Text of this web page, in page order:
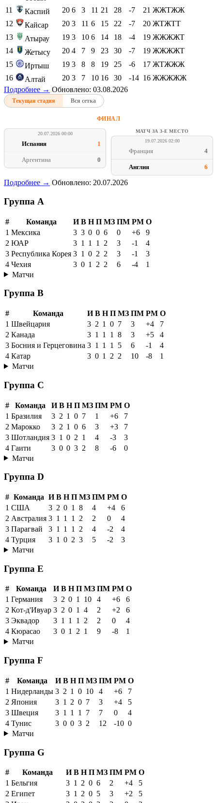
11
Каспий 20 6 3 11 21 28 -7 21 ЖЖТЖЖ
12
Кайсар 20 3 11 6 15 22 -7 20 ЖТЖТТ
13
Атырау 19 3 10 6 14 18 -4 19 ЖЖЖЖТ
14
Жетысу 20 4 7 9 23 30 -7 19 ЖЖЖЖТ
15
Иртыш 19 3 8 8 19 25 -6 17 ЖТЖЖЖ
16
Алтай 20 3 7 10 16 30 -14 16 ЖЖЖЖЖ
Подробнее → Обновлено: 03.08.2026
Текущая стадия Вся сетка
ФИНАЛ
20.07.2026 00:00
Испания 1
Аргентина 0
МАТЧ ЗА 3-Е МЕСТО
19.07.2026 02:00
Франция 4
Англия 6
Подробнее → Обновлено: 20.07.2026
Группа A
# Команда И В Н П МЗ ПМ РМ О
1 Мексика 3 3 0 0 6 0 +6
9
2 ЮАР 3 1 1 1 2 3 -1
4
3 Республика Корея 3 1 0 2 2 3 -1
3
4 Чехия 3 0 1 2 2 6 -4
1
Матчи
Группа B
# Команда И В Н П МЗ ПМ РМ О
1 Швейцария 3 2 1 0 7 3 +4
7
2 Канада 3 1 1 1 8 3 +5
4
3 Босния и Герцеговина 3 1 1 1 5 6 -1
4
4 Катар 3 0 1 2 2 10 -8
1
Матчи
Группа C
# Команда И В Н П МЗ ПМ РМ О
1 Бразилия 3 2 1 0 7 1 +6
7
2 Марокко 3 2 1 0 6 3 +3
7
3 Шотландия 3 1 0 2 1 4 -3
3
4 Гаити 3 0 0 3 2 8 -6
0
Матчи
Группа D
# Команда И В Н П МЗ ПМ РМ О
1 США 3 2 0 1 8 4 +4
6
2 Австралия 3 1 1 1 2 2 0
4
3 Парагвай 3 1 1 1 2 4 -2
4
4 Турция 3 1 0 2 3 5 -2
3
Матчи
Группа E
# Команда И В Н П МЗ ПМ РМ О
1 Германия 3 2 0 1 10 4 +6
6
2 Кот-д'Ивуар 3 2 0 1 4 2 +2
6
3 Эквадор 3 1 1 1 2 2 0
4
4 Кюрасао 3 0 1 2 1 9 -8
1
Матчи
Группа F
# Команда И В Н П МЗ ПМ РМ О
1 Нидерланды 3 2 1 0 10 4 +6
7
2 Япония 3 1 2 0 7 3 +4
5
3 Швеция 3 1 1 1 7 7 0
4
4 Тунис 3 0 0 3 2 12 -10 0
Матчи
Группа G
# Команда И В Н П МЗ ПМ РМ О
1 Бельгия 3 1 2 0 6 2 +4
5
2 Египет 3 1 2 0 5 3 +2
5